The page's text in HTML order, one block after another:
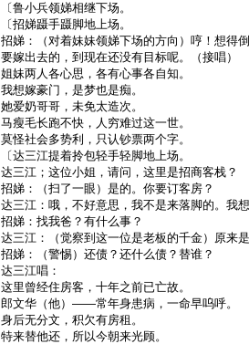
〔鲁小兵领娣相继下场。
〔招娣蹑手蹑脚地上场。
招娣：（对着妹妹领娣下场的方向）哼！想
要嫁出去的，到现在还没有目标呢。（接唱）
姐妹两人各心思，各有心事各自知。
我想嫁豪门，是梦也是痴。
她爱奶哥哥，未免太造次。
马瘦毛长跑不快，人穷难过这一世。
莫怪社会多势利，只认钞票两个字。
〔达三江提着拎包轻手轻脚地上场。
达三江；这位小姐，请问，这里是招商客栈？
招娣：（扫了一眼）是的。你要订客房？
达三江：哦，不好意思，我不是来落脚的。我
招娣：找我爸？有什么事？
达三江：（觉察到这一位是老板的千金）原来
招娣：（警惕）还债？还什么债？替谁？
达三江唱：
这里曾经住房客，十年之前已亡故。
郎文华（他）——常年身患病，一命早呜呼。
身后无分文，积欠有房租。
特来替他还，所以今朝来光顾。